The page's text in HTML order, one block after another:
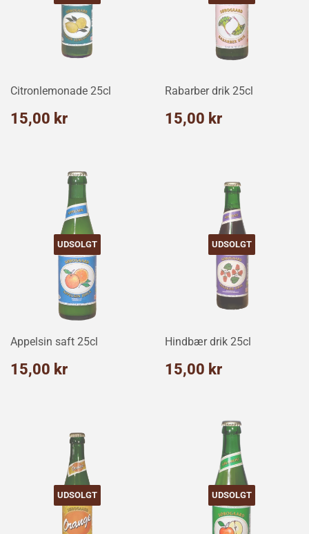
Citronlemonade 25cl
Normalpris
15,00 kr
Rabarber drik 25cl
Normalpris
15,00 kr
UDSOLGT
Appelsin saft 25cl
Normalpris
15,00 kr
UDSOLGT
Hindbær drik 25cl
Normalpris
15,00 kr
UDSOLGT UDSOLGT